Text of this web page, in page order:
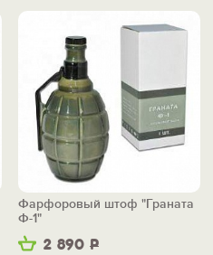
2 890 Р
Фарфоровый штоф "Граната
Ф-1"